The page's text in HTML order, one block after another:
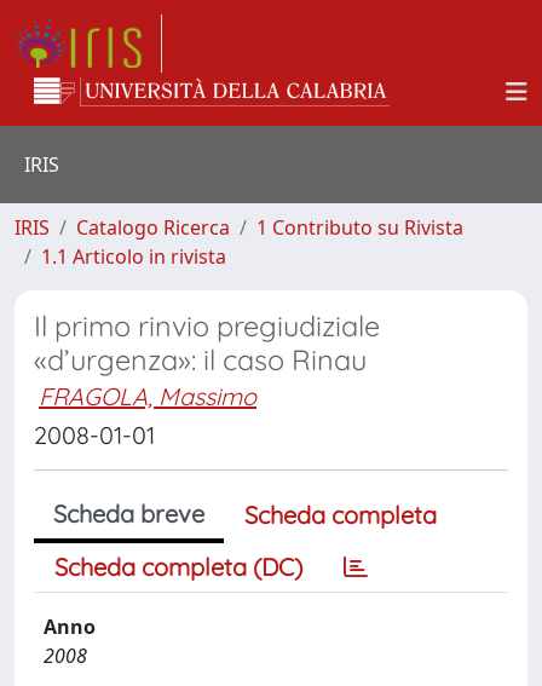
IRIS
IRIS Catalogo Ricerca
1 Contributo su Rivista
1.1 Articolo in rivista
Il primo rinvio pregiudiziale
«d’urgenza»: il caso Rinau
FRAGOLA, Massimo
2008-01-01
Scheda breve
Scheda completa
Scheda completa (DC)
Anno
2008